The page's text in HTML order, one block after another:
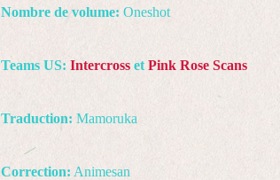
Nombre de volume: Oneshot
Teams US: Intercross et Pink Rose Scans
Traduction: Mamoruka
Correction: Animesan